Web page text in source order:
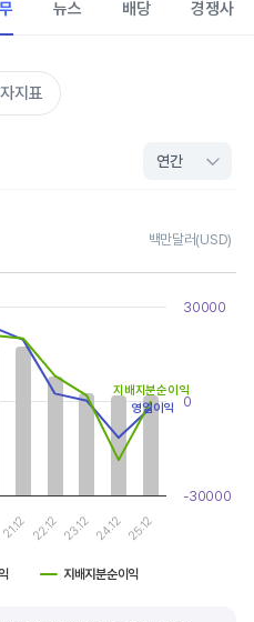
뉴스 배당 경쟁사
지표
백만달러(USD)
categories.
values, and values.
지배지분순이익
21.12 22.12 23.12 24.12 25.12
-30000
0
30000
영업이익
지배지분순이익